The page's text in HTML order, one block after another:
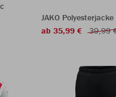
JAKO
ab 35,99 €
39,99